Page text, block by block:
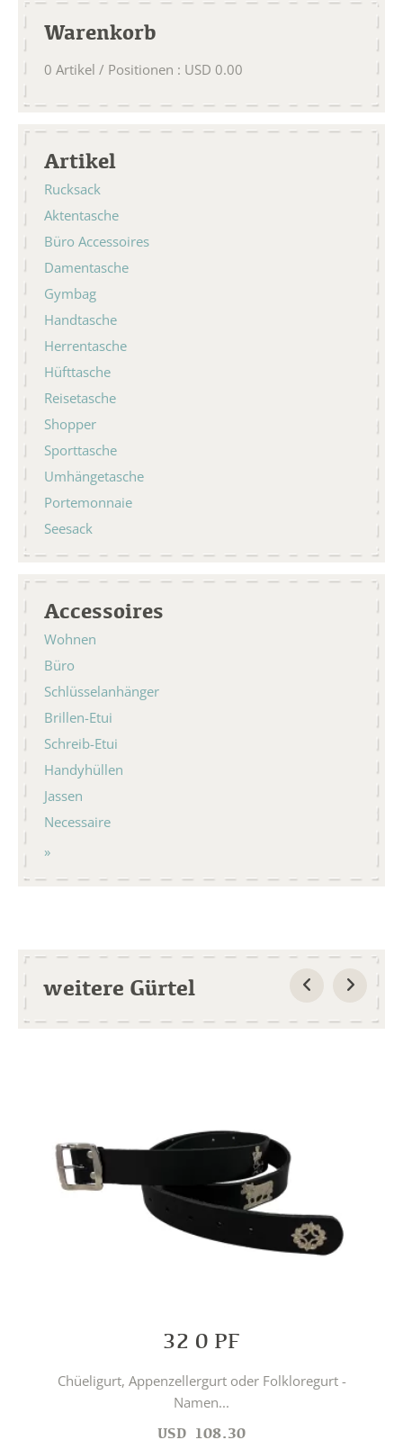
Warenkorb
0 Artikel / Positionen : USD 0.00
Artikel
Rucksack
Aktentasche
Büro Accessoires
Damentasche
Gymbag
Handtasche
Herrentasche
Hüfttasche
Reisetasche
Shopper
Sporttasche
Umhängetasche
Portemonnaie
Seesack
Accessoires
Wohnen
Büro
Schlüsselanhänger
Brillen-Etui
Schreib-Etui
Handyhüllen
Jassen
Necessaire
weitere Gürtel
32 0 PF
Chüeligurt, Appenzellergurt oder Folkloregurt -
Namen...
USD 108.30